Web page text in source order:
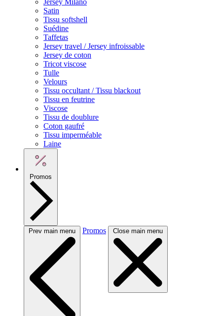
Jersey Milano
Satin
Tissu softshell
Suédine
Taffetas
Jersey travel / Jersey infroissable
Jersey de coton
Tricot viscose
Tulle
Velours
Tissu occultant / Tissu blackout
Tissu en feutrine
Viscose
Tissu de doublure
Coton gaufré
Tissu imperméable
Laine
Promos
Prev main menu Promos Close main menu